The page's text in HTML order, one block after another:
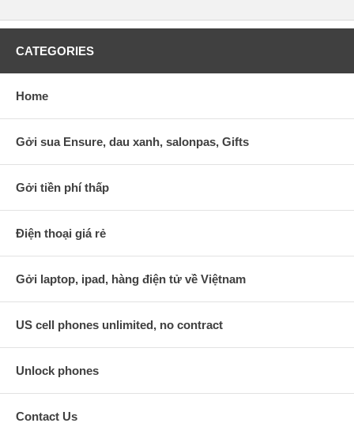
CATEGORIES
Home
Gởi sua Ensure, dau xanh, salonpas, Gifts
Gởi tiền phí thấp
Điện thoại giá rẻ
Gởi laptop, ipad, hàng điện tử về Việtnam
US cell phones unlimited, no contract
Unlock phones
Contact Us